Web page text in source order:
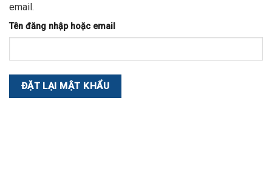
email.
Tên đăng nhập hoặc email
ĐẶT LẠI MẬT KHẨU